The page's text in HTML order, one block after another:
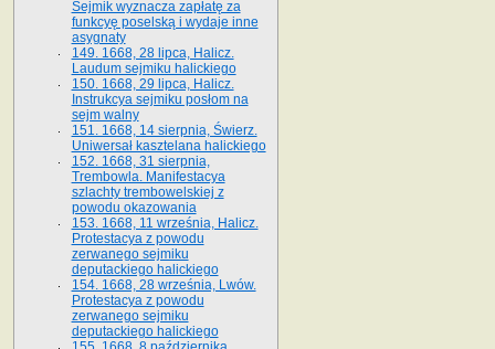
Sejmik wyznacza zapłatę za
funkcyę poselską i wydaje inne
asygnaty
149. 1668, 28 lipca, Halicz.
Laudum sejmiku halickiego
150. 1668, 29 lipca, Halicz.
Instrukcya sejmiku posłom na
sejm walny
151. 1668, 14 sierpnia, Świerz.
Uniwersał kasztelana halickiego
152. 1668, 31 sierpnia,
Trembowla. Manifestacya
szlachty trembowelskiej z
powodu okazowania
153. 1668, 11 września, Halicz.
Protestacya z powodu
zerwanego sejmiku
deputackiego halickiego
154. 1668, 28 września, Lwów.
Protestacya z powodu
zerwanego sejmiku
deputackiego halickiego